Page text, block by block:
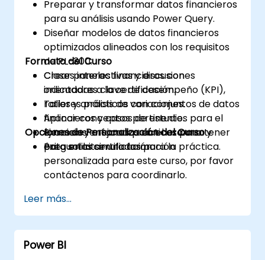
Preparar y transformar datos financieros
para su análisis usando Power Query.
Diseñar modelos de datos financieros
optimizados alineados con los requisitos
de PL-300.
Crear paneles financieros con
indicadores clave de desempeño (KPI),
ratios y análisis de variaciones.
Aplicar conceptos pertinentes para el
examen y mejores prácticas para tener
éxito en la certificación.
Formato del Curso
Clases interactivas y discusiones
orientadas a la certificación.
Talleres prácticos con conjuntos de datos
financieros y casos de estudio.
Ejercicios enfocados en el examen y
preguntas simuladas para la práctica.
Opciones de Personalización del Curso
Para solicitar una formación
personalizada para este curso, por favor
contáctenos para coordinarlo.
Leer más...
Power BI